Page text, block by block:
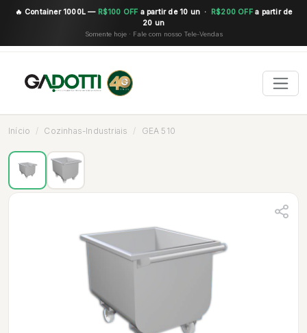
🔥 Container 1000L — R$100 OFF a partir de 10 un · R$200 OFFa partir de
20 un
Somente hoje · Fale com nosso Tele-Vendas
Início Cozinhas-Industriais GEA 510